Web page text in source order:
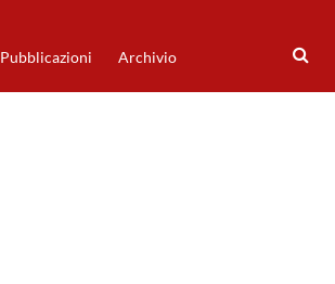
Pubblicazioni Archivio